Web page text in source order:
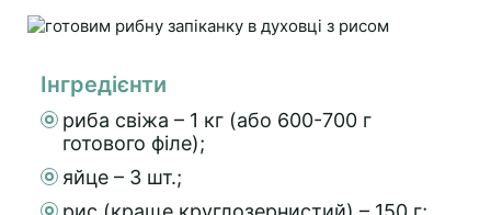
Інгредієнти
риба свіжа – 1 кг (або 600-700 г
готового філе);
яйце – 3 шт.;